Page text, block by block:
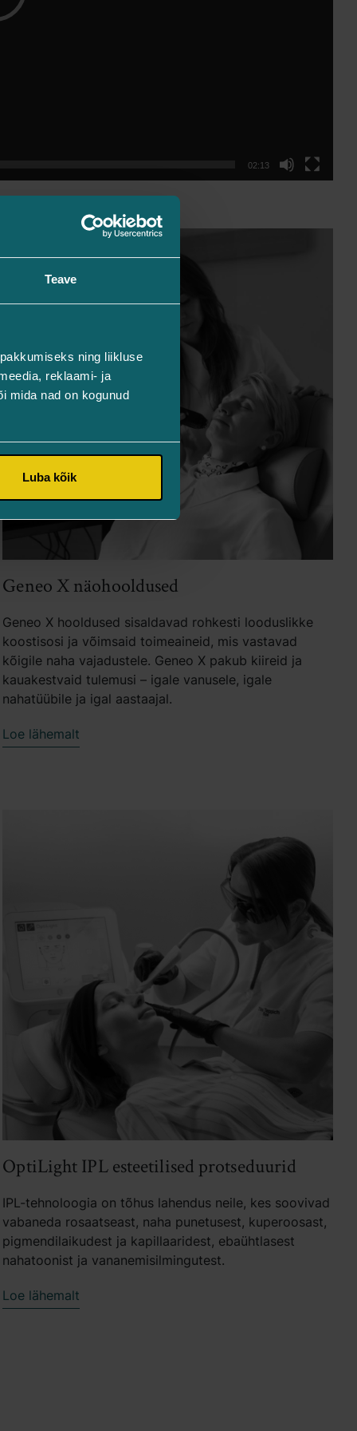
Teave
ning liikluse
reklaami- ja
mida nad on kogunud
Luba kõik
02:13
Geneo X näohooldused
Geneo X hooldused sisaldavad rohkesti looduslikke
koostisosi ja võimsaid toimeaineid, mis vastavad
kõigile naha vajadustele. Geneo X pakub kiireid ja
kauakestvaid tulemusi – igale vanusele, igale
nahatüübile ja igal aastaajal.
Loe lähemalt
OptiLight IPL esteetilised protseduurid
IPL-tehnoloogia on tõhus lahendus neile, kes soovivad
vabaneda rosaatseast, naha punetusest, kuperoosast,
pigmendilaikudest ja kapillaaridest, ebaühtlasest
nahatoonist ja vananemisilmingutest.
Loe lähemalt